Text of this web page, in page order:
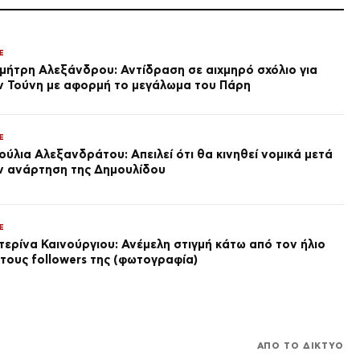
φύγω αριστερά» λέει ο
οδηγός φορτηγού
πριν από 1 ώρα
γκαράζ του ξεπέρασε τα 20,7
εκ. likes
πριν από 2 ώρες
πριν από 2 ώρες
Αλεξάνδρου: Αντίδραση σε αιχμηρό σχόλιο για
Τούνη με αφορμή το μεγάλωμα του Πάρη
Αλεξανδράτου: Απειλεί ότι θα κινηθεί νομικά μετά
ανάρτηση της Δημουλίδου
Καινούργιου: Ανέμελη στιγμή κάτω από τον ήλιο
followers της (φωτογραφία)
ΑΠΟ ΤΟ ΔΙΚΤΥΟ